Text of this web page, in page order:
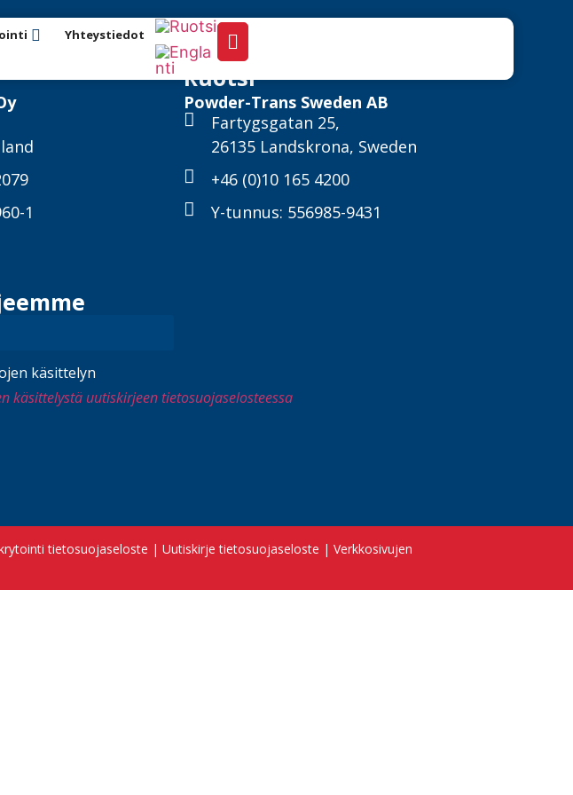
Yhteystiedot
1
Ruotsi
Powder-Trans Sweden AB
Fartygsgatan 25,
26135 Landskrona, Sweden
+46 (0)10 165 4200
Y-tunnus: 556985-9431
käsittelyn
käsittelystä uutiskirjeen tietosuojaselosteessa
tietosuojaseloste | Uutiskirje tietosuojaseloste | Verkkosivujen